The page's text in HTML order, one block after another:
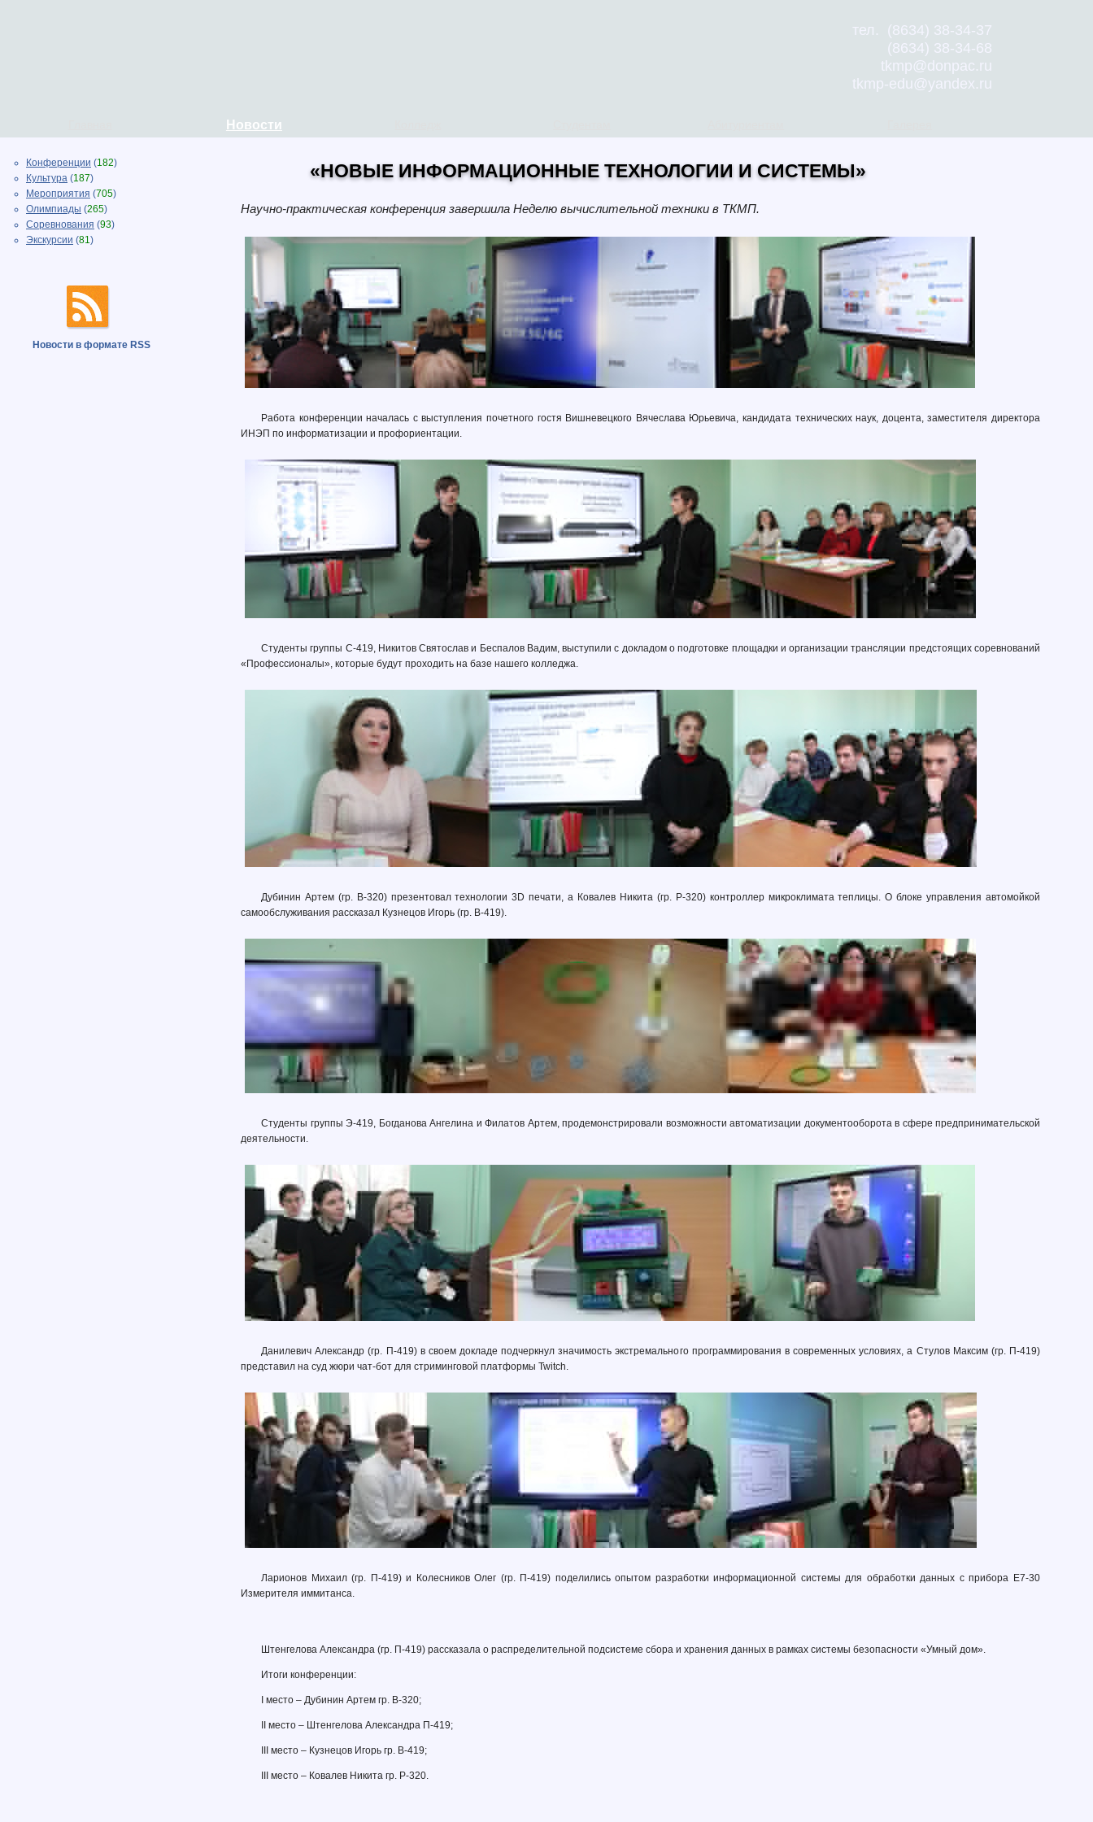
тел. (8634) 38-34-37
(8634) 38-34-68
tkmp@donpac.ru
tkmp-edu@yandex.ru
Новости
Конференции (182)
Культура (187)
Мероприятия (705)
Олимпиады (265)
Соревнования (93)
Экскурсии (81)
Новости в формате RSS
«НОВЫЕ ИНФОРМАЦИОННЫЕ ТЕХНОЛОГИИ И СИСТЕМЫ»
Научно-практическая конференция завершила Неделю вычислительной техники в ТКМП.
Работа конференции началась с выступления почетного гостя Вишневецкого Вячеслава Юрьевича, кандидата технических наук, доцента, заместителя директора
ИНЭП по информатизации и профориентации.
Студенты группы С-419, Никитов Святослав и Беспалов Вадим, выступили с докладом о подготовке площадки и организации трансляции предстоящих соревнований
«Профессионалы», которые будут проходить на базе нашего колледжа.
Дубинин Артем (гр. В-320) презентовал технологии 3D печати, а Ковалев Никита (гр. Р-320) контроллер микроклимата теплицы. О блоке управления автомойкой
самообслуживания рассказал Кузнецов Игорь (гр. В-419).
Студенты группы Э-419, Богданова Ангелина и Филатов Артем, продемонстрировали возможности автоматизации документооборота в сфере предпринимательской
деятельности.
Данилевич Александр (гр. П-419) в своем докладе подчеркнул значимость экстремального программирования в современных условиях, а Стулов Максим (гр. П-419)
представил на суд жюри чат-бот для стриминговой платформы Twitch.
Ларионов Михаил (гр. П-419) и Колесников Олег (гр. П-419) поделились опытом разработки информационной системы для обработки данных с прибора Е7-30
Измерителя иммитанса.
Штенгелова Александра (гр. П-419) рассказала о распределительной подсистеме сбора и хранения данных в рамках системы безопасности «Умный дом».
Итоги конференции:
I место – Дубинин Артем гр. В-320;
II место – Штенгелова Александра П-419;
III место – Кузнецов Игорь гр. В-419;
III место – Ковалев Никита гр. Р-320.